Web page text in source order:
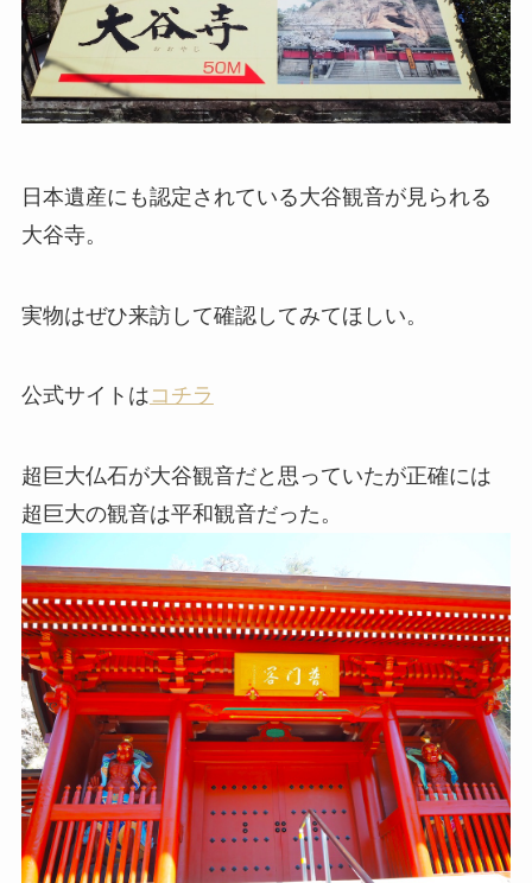
日本遺産にも認定されている大谷観音が見られる
大谷寺。
実物はぜひ来訪して確認してみてほしい。
公式サイトは コチラ
超巨大仏石が大谷観音だと思っていたが正確には
超巨大の観音は平和観音だった。